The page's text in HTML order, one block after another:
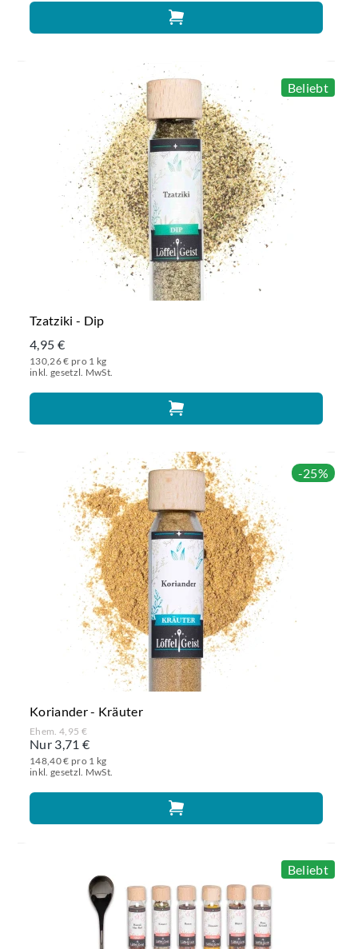
Beliebt
Tzatziki - Dip
4,95 €
130,26 € pro 1 kg
inkl. gesetzl. MwSt.
-25%
Koriander - Kräuter
Ehem. 4,95 €
Nur 3,71 €
148,40 € pro 1 kg
inkl. gesetzl. MwSt.
Beliebt